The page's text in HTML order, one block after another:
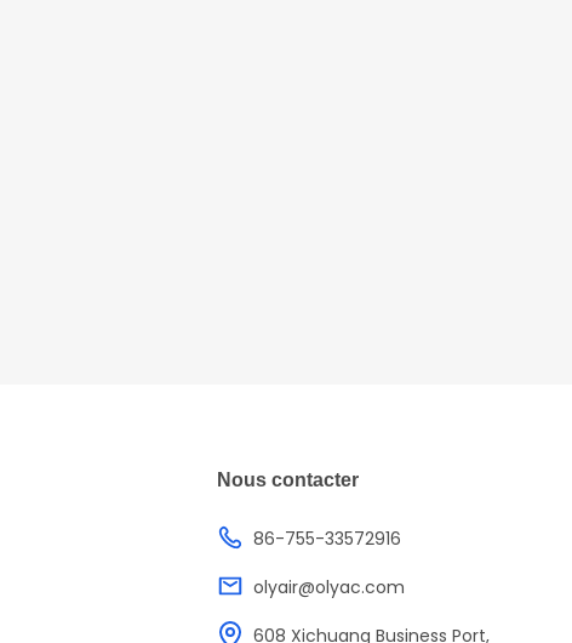
Nous contacter
86-755-33572916
olyair@olyac.com
608 Xichuang Business Port,